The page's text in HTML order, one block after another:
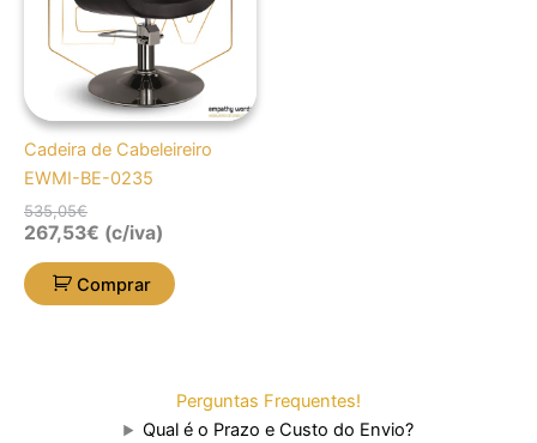
Cadeira de Cabeleireiro
EWMI-BE-0235
535,05€
267,53€ (c/iva)
Comprar
Perguntas Frequentes!
Qual é o Prazo e Custo do Envio?